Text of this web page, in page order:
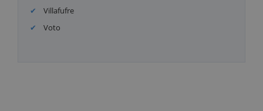
Villafufre
Voto